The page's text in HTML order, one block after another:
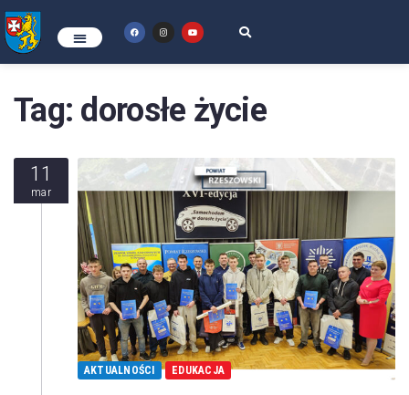
Tag: dorosłe życie
11
mar
AKTUALNOŚCI EDUKACJA